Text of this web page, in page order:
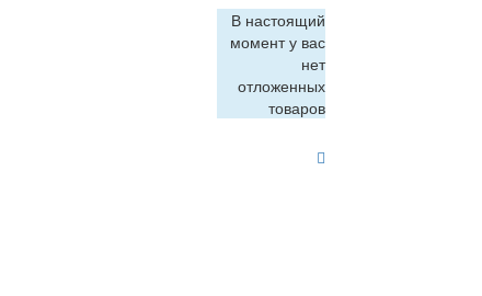
В настоящий
момент у вас
нет
отложенных
товаров